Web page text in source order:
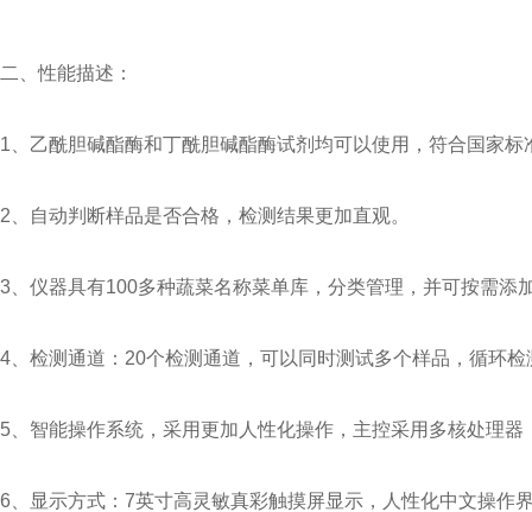
二、性能描述：
1、乙酰胆碱酯酶和丁酰胆碱酯酶试剂均可以使用，符合国家
2、自动判断样品是否合格，检测结果更加直观。
3、仪器具有100多种蔬菜名称菜单库，分类管理，并可按需
4、检测通道：20个检测通道，可以同时测试多个样品，循环
5、智能操作系统，采用更加人性化操作，主控采用多核处理
6、显示方式：7英寸高灵敏真彩触摸屏显示，人性化中文操作